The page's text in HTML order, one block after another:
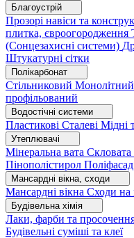
Благоустрій
Прозорі навіси та
плитка, євроогородження
(Сонцезахисні системи)
Штукатурні сітки
Полікарбонат
Стільниковий Монолітний
профільований
Водостічні системи
Пластикові Сталеві Мідні
Утеплювачі
Мінеральна вата Скловата
Пінополістирол Поліфасад
Мансардні вікна, сходи
Мансардні вікна Сходи на
Будівельна хімія
Лаки, фарби та
Будівельні суміші та клеї